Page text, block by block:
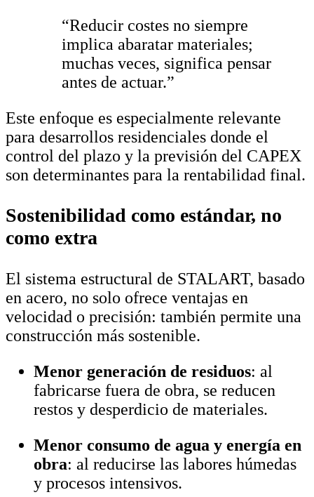
“Reducir costes no siempre
implica abaratar materiales;
muchas veces, significa pensar
antes de actuar.”
Este enfoque es especialmente relevante
para desarrollos residenciales donde el
control del plazo y la previsión del CAPEX
son determinantes para la rentabilidad final.
Sostenibilidad como estándar, no
como extra
El sistema estructural de STALART, basado
en acero, no solo ofrece ventajas en
velocidad o precisión: también permite una
construcción más sostenible.
Menor generación de residuos: al
fabricarse fuera de obra, se reducen
restos y desperdicio de materiales.
Menor consumo de agua y energía en
obra: al reducirse las labores húmedas
y procesos intensivos.